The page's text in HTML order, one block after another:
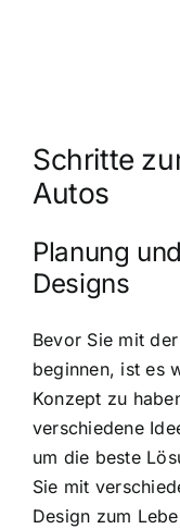
Schritte
Autos
Planung
Designs
Bevor Sie mit
beginnen, ist es
Konzept zu
verschiedene
um die beste
Sie mit
Design zum